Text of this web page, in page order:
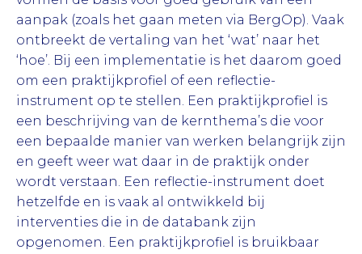
aanpak (zoals het gaan meten via BergOp). Vaak
ontbreekt de vertaling van het ‘wat’ naar het
‘hoe’. Bij een implementatie is het daarom goed
om een praktijkprofiel of een reflectie-
instrument op te stellen. Een praktijkprofiel is
een beschrijving van de kernthema’s die voor
een bepaalde manier van werken belangrijk zijn
en geeft weer wat daar in de praktijk onder
wordt verstaan. Een reflectie-instrument doet
hetzelfde en is vaak al ontwikkeld bij
interventies die in de databank zijn
opgenomen. Een praktijkprofiel is bruikbaar